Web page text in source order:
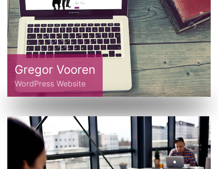
Gregor Vooren
WordPress Website